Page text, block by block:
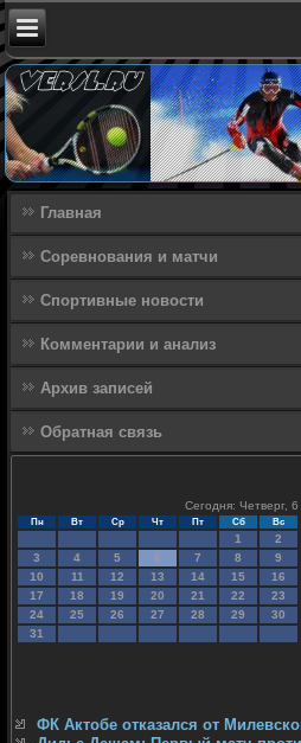
Главная
Соревнования и матчи
Спортивные новости
Комментарии и анализ
Архив записей
Обратная связь
Сегодня: Четверг, 6
Пн Вт Ср Чт Пт Сб Вс
1
2
3
4 5 6 7 8
9
10
11 12 13 14 15
16
17
18 19 20 21 22
23
24
25 26 27 28 29
30
31
ФК Актобе отказался от